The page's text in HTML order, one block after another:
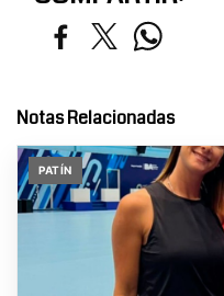
Notas Relacionadas
PATÍN